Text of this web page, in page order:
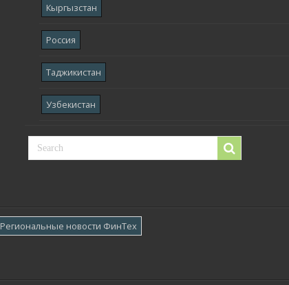
Кыргызстан
Россия
Таджикистан
Узбекистан
Региональные новости ФинТех